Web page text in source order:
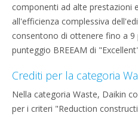
componenti ad alte prestazioni
all'efficienza complessiva
consentono di ottenere fino a 9
punteggio BREEAM di
Crediti per la categoria
Nella categoria Waste, Daikin
per i criteri "Reduction